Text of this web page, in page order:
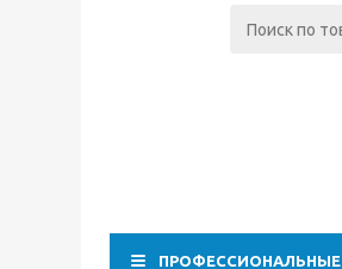
ПРОФЕССИОНАЛЬНЫЕ